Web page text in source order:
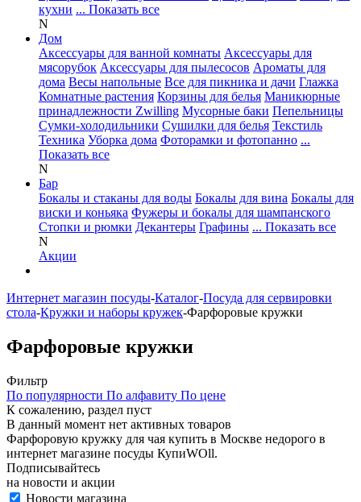
кухни ... Показать все
N
Дом
Аксессуары для ванной комнаты Аксессуары для
мясорубок Аксессуары для пылесосов Ароматы для
дома Весы напольные Все для пикника и дачи Глажка
Комнатные растения Корзины для белья Маникюрные
принадлежности Zwilling Мусорные баки Пепельницы
Сумки-холодильники Сушилки для белья Текстиль
Техника Уборка дома Фоторамки и фотопанно ...
Показать все
N
Бар
Бокалы и стаканы для воды Бокалы для вина Бокалы для
виски и коньяка Фужеры и бокалы для шампанского
Стопки и рюмки Декантеры Графины ... Показать все
N
Акции
Интернет магазин посуды-Каталог-Посуда для сервировки
стола-Кружки и наборы кружек-Фарфоровые кружки
Фарфоровые кружки
Фильтр
По популярности По алфавиту По цене
К сожалению, раздел пуст
В данный момент нет активных товаров
Фарфоровую кружку для чая купить в Москве недорого в
интернет магазине посуды КупиWOll.
Подписывайтесь
на новости и акции
Новости магазина